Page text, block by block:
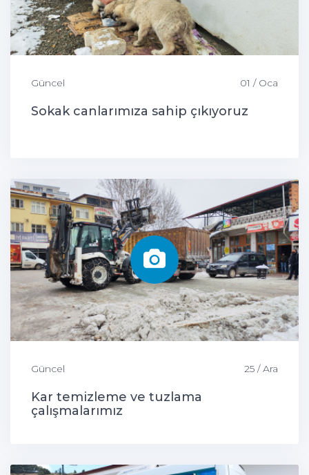
Güncel 01 / Oca
Sokak canlarımıza sahip çıkıyoruz
Güncel 25 / Ara
Kar temizleme ve tuzlama
çalışmalarımız